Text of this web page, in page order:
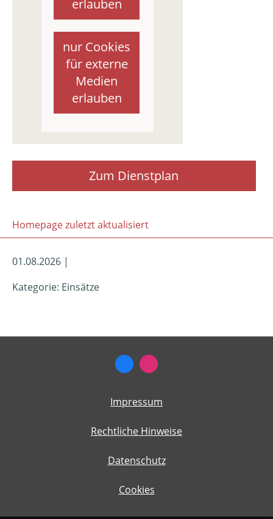
erlauben
nur Cookies
für externe
Medien
erlauben
Zum Dienstplan
Homepage zuletzt aktualisiert
01.08.2026 |
Kategorie: Einsätze
Impressum
Rechtliche Hinweise
Datenschutz
Cookies